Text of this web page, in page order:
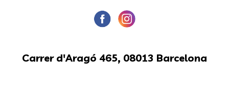
Carrer d'Aragó 465, 08013 Barcelona